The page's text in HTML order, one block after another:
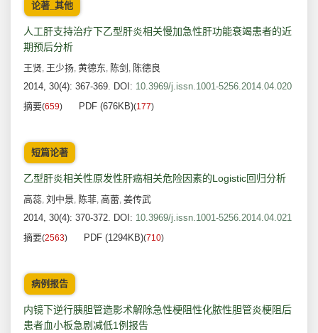
论著_其他
人工肝支持治疗下乙型肝炎相关慢加急性肝功能衰竭患者的近
期预后分析
王贤, 王少扬, 黄德东, 陈剑 , 陈德良
2014, 30(4): 367-369. DOI: 10.3969/j.issn.1001-5256.2014.04.020
摘要(659) PDF (676KB)(177)
短篇论著
乙型肝炎相关性原发性肝癌相关危险因素的Logistic回归分析
高蕊, 刘中景, 陈菲, 高蕾, 姜传武
2014, 30(4): 370-372. DOI: 10.3969/j.issn.1001-5256.2014.04.021
摘要(2563) PDF (1294KB)(710)
病例报告
内镜下逆行胰胆管造影术解除急性梗阻性化脓性胆管炎梗阻后
患者血小板急剧减低1例报告